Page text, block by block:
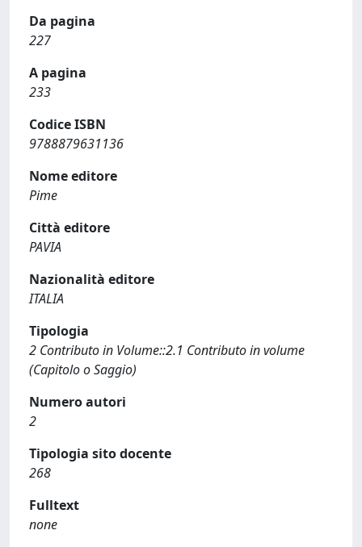
Da pagina
227
A pagina
233
Codice ISBN
9788879631136
Nome editore
Pime
Città editore
PAVIA
Nazionalità editore
ITALIA
Tipologia
2 Contributo in Volume::2.1 Contributo in volume
(Capitolo o Saggio)
Numero autori
2
Tipologia sito docente
268
Fulltext
none